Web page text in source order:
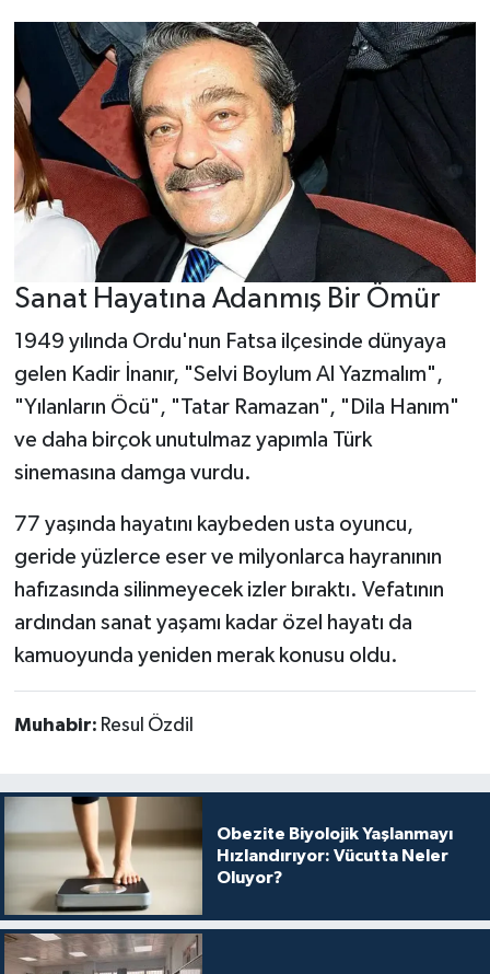
Sanat Hayatına Adanmış Bir Ömür
1949 yılında Ordu'nun Fatsa ilçesinde dünyaya
gelen Kadir İnanır, "Selvi Boylum Al Yazmalım",
"Yılanların Öcü", "Tatar Ramazan", "Dila Hanım"
ve daha birçok unutulmaz yapımla Türk
sinemasına damga vurdu.
77 yaşında hayatını kaybeden usta oyuncu,
geride yüzlerce eser ve milyonlarca hayranının
hafızasında silinmeyecek izler bıraktı. Vefatının
ardından sanat yaşamı kadar özel hayatı da
kamuoyunda yeniden merak konusu oldu.
Muhabir: Resul Özdil
Obezite Biyolojik Yaşlanmayı
Hızlandırıyor: Vücutta Neler
Oluyor?